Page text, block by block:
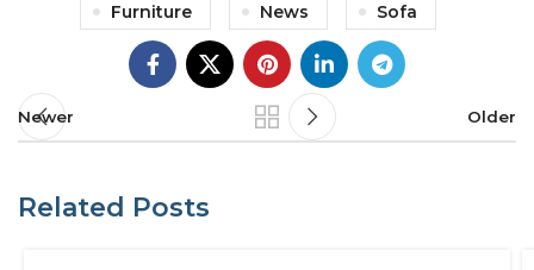
Furniture News Sofa
Newer Older
Related Posts